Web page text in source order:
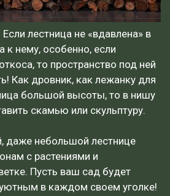
лестница не «вдавлена» в
к нему, особенно, если
то пространство под ней
Как дровник, как лежанку для
большой высоты, то в нишу
скамью или скульптуру.
даже небольшой лестнице
с растениями и
Пусть ваш сад будет
в каждом своем уголке!